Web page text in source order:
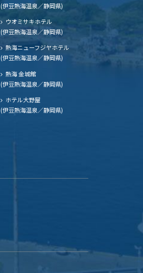
(伊豆熱海温泉／静岡県)
ウオミサキホテル
(伊豆熱海温泉／静岡県)
熱海ニューフジヤホテル
(伊豆熱海温泉／静岡県)
熱海 金城館
(伊豆熱海温泉／静岡県)
ホテル大野屋
(伊豆熱海温泉／静岡県)